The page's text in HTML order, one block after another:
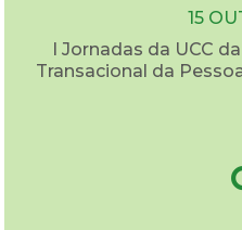
15
I Jornadas da UCC
Transacional da